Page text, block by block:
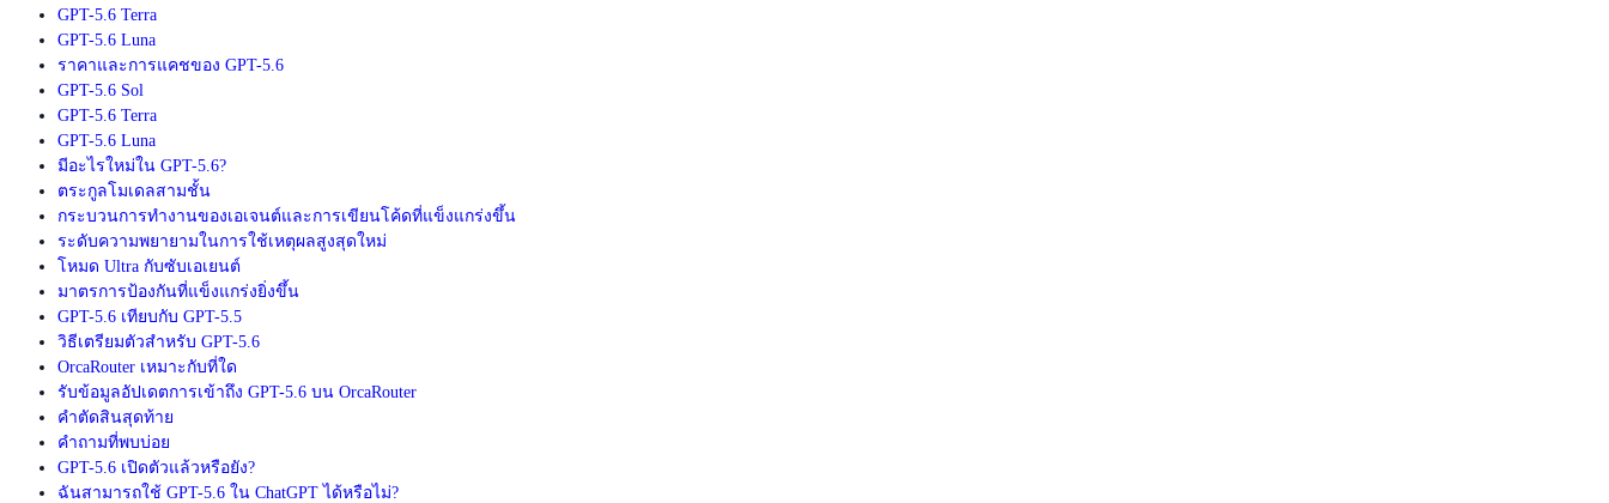
GPT-5.6 Terra
GPT-5.6 Luna
ราคาและการแคชของ GPT-5.6
GPT-5.6 Sol
GPT-5.6 Terra
GPT-5.6 Luna
มีอะไรใหม่ใน GPT-5.6?
ตระกูลโมเดลสามชั้น
กระบวนการทำงานของเอเจนต์และการเขียนโค้ดที่แข็งแกร่งขึ้น
ระดับความพยายามในการใช้เหตุผลสูงสุดใหม่
โหมด Ultra กับซับเอเยนต์
มาตรการป้องกันที่แข็งแกร่งยิ่งขึ้น
GPT-5.6 เทียบกับ GPT-5.5
วิธีเตรียมตัวสำหรับ GPT-5.6
OrcaRouter เหมาะกับที่ใด
รับข้อมูลอัปเดตการเข้าถึง GPT-5.6 บน OrcaRouter
คำตัดสินสุดท้าย
คำถามที่พบบ่อย
GPT-5.6 เปิดตัวแล้วหรือยัง?
ฉันสามารถใช้ GPT-5.6 ใน ChatGPT ได้หรือไม่?